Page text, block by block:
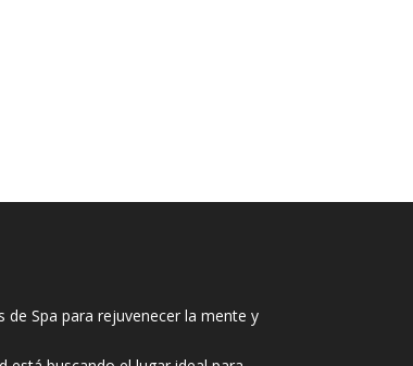
de Spa para rejuvenecer la mente y